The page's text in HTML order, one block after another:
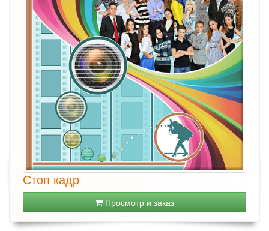
Стоп кадр
Просмотр и заказ